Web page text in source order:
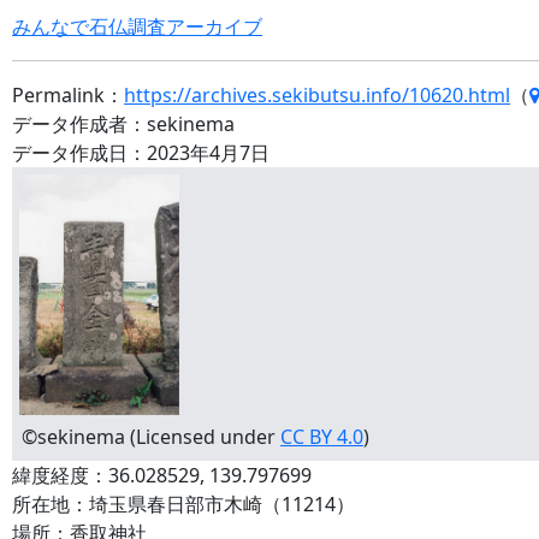
みんなで石仏調査アーカイブ
Permalink： https://archives.sekibutsu.info/10620.html （
データ作成者：sekinema
データ作成日：2023年4月7日
©sekinema (Licensed under CC BY 4.0)
緯度経度：36.028529, 139.797699
所在地：埼玉県春日部市木崎（11214）
場所：香取神社